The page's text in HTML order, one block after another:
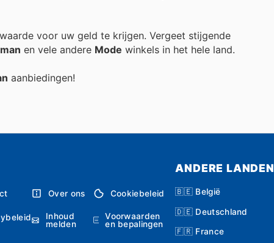
voor uw geld te krijgen. Vergeet stijgende
en vele andere Mode winkels in het hele land.
aanbiedingen!
Over ons Cookiebeleid
Inhoud
melden
Voorwaarden
en bepalingen
ANDERE LANDEN
🇧🇪 België
🇩🇪 Deutschland
🇫🇷 France